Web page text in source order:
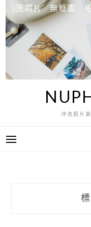
至
主
要
容
洗照片 無框畫
沖洗照片